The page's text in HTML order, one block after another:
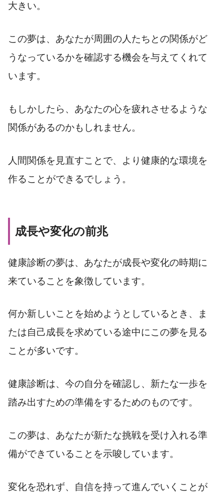
大きい。
この夢は、あなたが周囲の人たちとの関係がど
うなっているかを確認する機会を与えてくれて
います。
もしかしたら、あなたの心を疲れさせるような
関係があるのかもしれません。
人間関係を見直すことで、より健康的な環境を
作ることができるでしょう。
成長や変化の前兆
健康診断の夢は、あなたが成長や変化の時期に
来ていることを象徴しています。
何か新しいことを始めようとしているとき、ま
たは自己成長を求めている途中にこの夢を見る
ことが多いです。
健康診断は、今の自分を確認し、新たな一歩を
踏み出すための準備をするためのものです。
この夢は、あなたが新たな挑戦を受け入れる準
備ができていることを示唆しています。
変化を恐れず、自信を持って進んでいくことが